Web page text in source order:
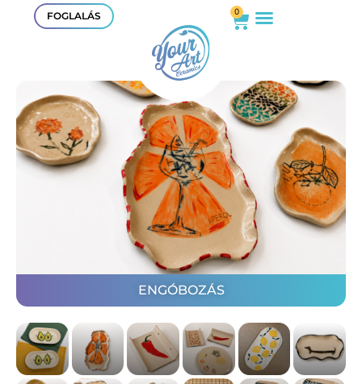
FOGLALÁS 0
ENGÓBOZÁS